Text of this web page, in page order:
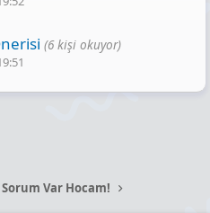
(6 kişi okuyor)
Sorum Var Hocam!